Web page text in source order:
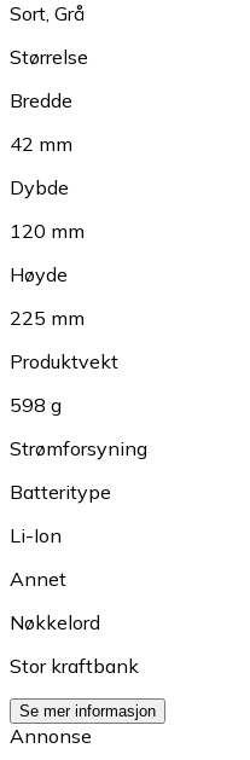
Sort Grå
Størrelse
Bredde
42 mm
Dybde
120 mm
Høyde
225 mm
Produktvekt
598 g
Strømforsyning
Batteritype
Li-Ion
Annet
Nøkkelord
Stor kraftbank
Se mer informasjon
Annonse